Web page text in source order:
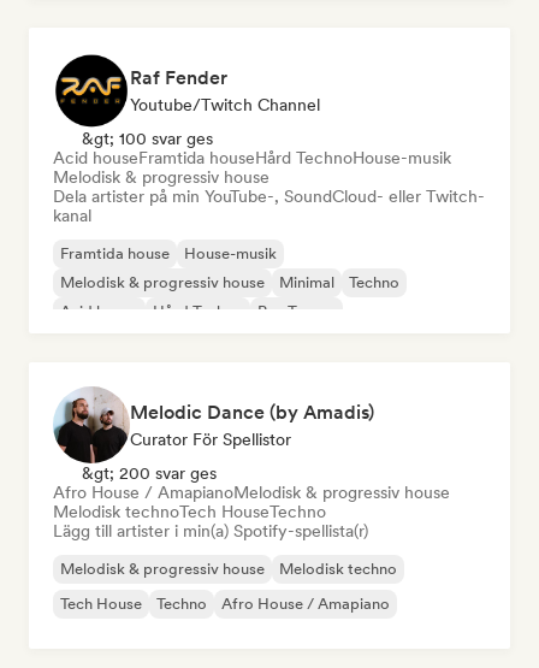
Raf Fender
Youtube/Twitch Channel
&gt; 100 svar ges
Acid houseFramtida houseHård TechnoHouse-musik
Melodisk & progressiv house
Dela artister på min YouTube-, SoundCloud- eller Twitch-
kanal
Framtida house
House-musik
Melodisk & progressiv house
Minimal
Techno
Acid house
Hård Techno Psy-Trance
Melodic Dance (by Amadis)
Curator För Spellistor
&gt; 200 svar ges
Afro House / AmapianoMelodisk & progressiv house
Melodisk technoTech HouseTechno
Lägg till artister i min(a) Spotify-spellista(r)
Melodisk & progressiv house
Melodisk techno
Tech House
Techno Afro House / Amapiano